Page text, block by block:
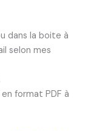
dans la boite à
selon mes
format PDF à